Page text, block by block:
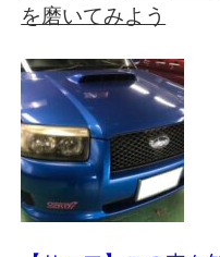
を磨いてみよう